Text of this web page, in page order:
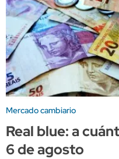
Mercado cambiario
Real blue: a
6 de agosto